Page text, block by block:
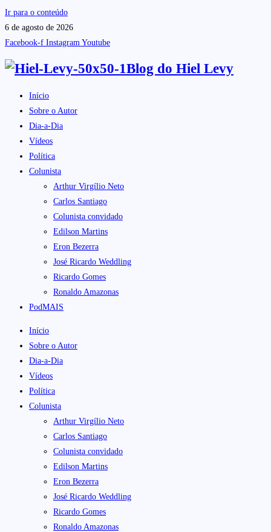
Ir para o conteúdo
6 de agosto de 2026
Facebook-f Instagram Youtube
Blog do Hiel Levy
Início
Sobre o Autor
Dia-a-Dia
Vídeos
Política
Colunista
Arthur Virgílio Neto
Carlos Santiago
Colunista convidado
Edilson Martins
Eron Bezerra
José Ricardo Weddling
Ricardo Gomes
Ronaldo Amazonas
PodMAIS
Início
Sobre o Autor
Dia-a-Dia
Vídeos
Política
Colunista
Arthur Virgílio Neto
Carlos Santiago
Colunista convidado
Edilson Martins
Eron Bezerra
José Ricardo Weddling
Ricardo Gomes
Ronaldo Amazonas